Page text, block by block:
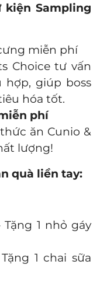
Sampling
miễn phí
Choice tư vấn
giúp boss
hóa tốt.
phí
ăn Cunio &
lượng!
quà liền tay:
1 nhỏ gáy
1 chai sữa